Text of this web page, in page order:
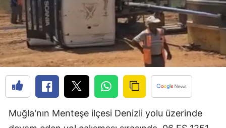
Muğla'nın Menteşe ilçesi Denizli yolu üzerinde